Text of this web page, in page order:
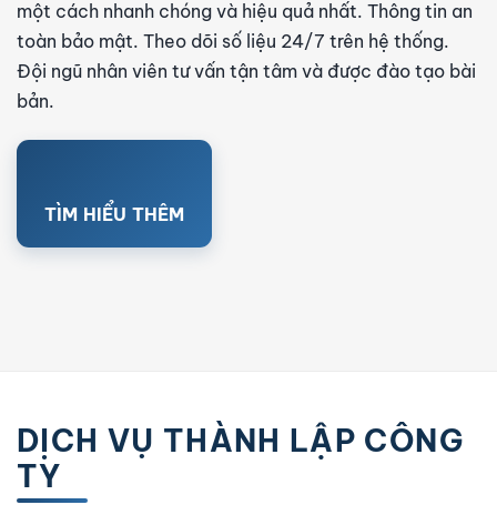
một cách nhanh chóng và hiệu quả nhất. Thông tin an
toàn bảo mật. Theo dõi số liệu 24/7 trên hệ thống.
Đội ngũ nhân viên tư vấn tận tâm và được đào tạo bài
bản.
TÌM HIỂU THÊM
DỊCH VỤ THÀNH LẬP CÔNG
TY